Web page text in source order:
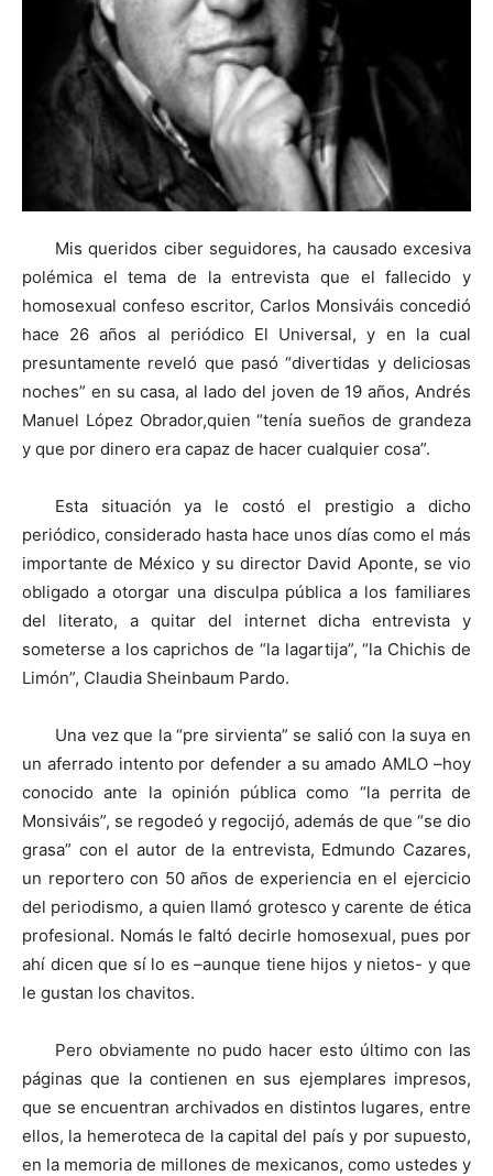
Mis queridos ciber seguidores, ha causado excesiva
polémica el tema de la entrevista que el fallecido y
homosexual confeso escritor, Carlos Monsiváis concedió
hace 26 años al periódico El Universal, y en la cual
presuntamente reveló que pasó “divertidas y deliciosas
noches” en su casa, al lado del joven de 19 años, Andrés
Manuel López Obrador,quien “tenía sueños de grandeza
y que por dinero era capaz de hacer cualquier cosa”.
Esta situación ya le costó el prestigio a dicho
periódico, considerado hasta hace unos días como el más
importante de México y su director David Aponte, se vio
obligado a otorgar una disculpa pública a los familiares
del literato, a quitar del internet dicha entrevista y
someterse a los caprichos de “la lagartija”, “la Chichis de
Limón”, Claudia Sheinbaum Pardo.
Una vez que la “pre sirvienta” se salió con la suya en
un aferrado intento por defender a su amado AMLO –hoy
conocido ante la opinión pública como “la perrita de
Monsiváis”, se regodeó y regocijó, además de que “se dio
grasa” con el autor de la entrevista, Edmundo Cazares,
un reportero con 50 años de experiencia en el ejercicio
del periodismo, a quien llamó grotesco y carente de ética
profesional. Nomás le faltó decirle homosexual, pues por
ahí dicen que sí lo es –aunque tiene hijos y nietos- y que
le gustan los chavitos.
Pero obviamente no pudo hacer esto último con las
páginas que la contienen en sus ejemplares impresos,
que se encuentran archivados en distintos lugares, entre
ellos, la hemeroteca de la capital del país y por supuesto,
en la memoria de millones de mexicanos, como ustedes y